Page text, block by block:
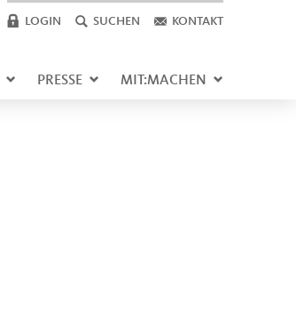
LOGIN SUCHEN KONTAKT
PRESSE MIT:MACHEN